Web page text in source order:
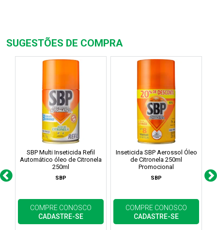
SUGESTÕES DE COMPRA
SBP Multi Inseticida Refil
Automático óleo de Citronela
250ml
SBP
COMPRE CONOSCO
CADASTRE-SE
Inseticida SBP Aerossol Óleo
de Citronela 250ml
Promocional
SBP
COMPRE CONOSCO
CADASTRE-SE